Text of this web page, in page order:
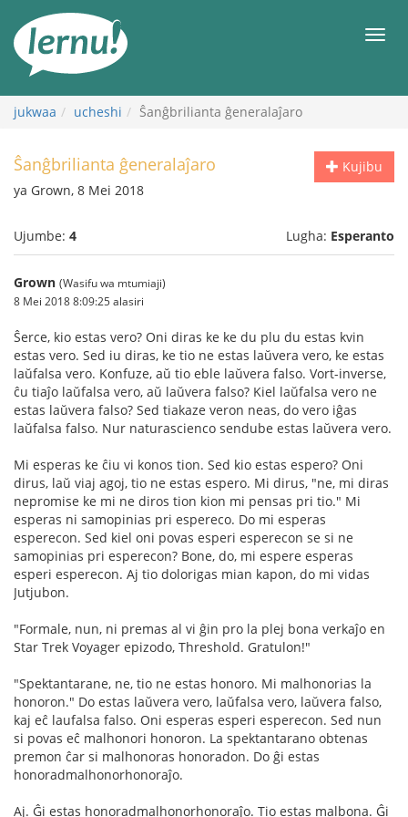
maudhui
jukwaa ucheshi Ŝanĝbrilianta ĝeneralaĵaro
Kujibu
Ŝanĝbrilianta ĝeneralaĵaro
ya Grown, 8 Mei 2018
Ujumbe: 4 Lugha: Esperanto
Grown (Wasifu wa mtumiaji)
8 Mei 2018 8:09:25 alasiri
Ŝerce, kio estas vero? Oni diras ke ke du plu du estas kvin
estas vero. Sed iu diras, ke tio ne estas laŭvera vero, ke estas
laŭfalsa vero. Konfuze, aŭ tio eble laŭvera falso. Vort-inverse,
ĉu tiaĵo laŭfalsa vero, aŭ laŭvera falso? Kiel laŭfalsa vero ne
estas laŭvera falso? Sed tiakaze veron neas, do vero iĝas
laŭfalsa falso. Nur naturascienco sendube estas laŭvera vero.
Mi esperas ke ĉiu vi konos tion. Sed kio estas espero? Oni
dirus, laŭ viaj agoj, tio ne estas espero. Mi dirus, "ne, mi diras
nepromise ke mi ne diros tion kion mi pensas pri tio." Mi
esperas ni samopinias pri espereco. Do mi esperas
esperecon. Sed kiel oni povas esperi esperecon se si ne
samopinias pri esperecon? Bone, do, mi espere esperas
esperi esperecon. Aj tio dolorigas mian kapon, do mi vidas
Jutjubon.
"Formale, nun, ni premas al vi ĝin pro la plej bona verkaĵo en
Star Trek Voyager epizodo, Threshold. Gratulon!"
"Spektantarane, ne, tio ne estas honoro. Mi malhonorias la
honoron." Do estas laŭvera vero, laŭfalsa vero, laŭvera falso,
kaj eĉ laufalsa falso. Oni esperas esperi esperecon. Sed nun
si povas eĉ malhonori honoron. La spektantarano obtenas
premon ĉar si malhonoras honoradon. Do ĝi estas
honoradmalhonorhonoraĵo.
Aj. Ĝi estas honoradmalhonorhonoraĵo. Tio estas malbona. Ĝi